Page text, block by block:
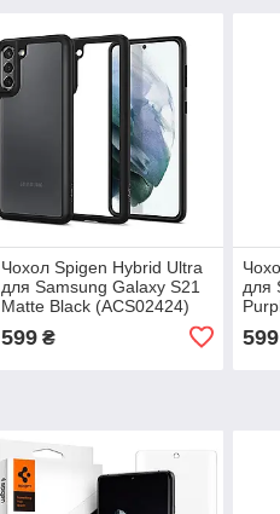
Чохол Spigen Hybrid Ultra
для Samsung Galaxy S21
Matte Black (ACS02424)
599₴
для
599